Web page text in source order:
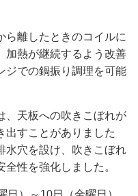
ら離したときのコイルに
加熱が継続するよう改善
ジでの鍋振り調理を可能
、天板への吹きこぼれが
出すことがありました
水穴を設け、吹きこぼれ
性を強化しました。